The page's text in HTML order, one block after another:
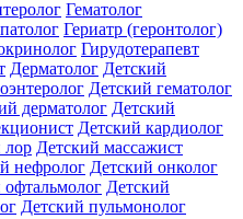
Гематолог
Гериатр (геронтолог)
Гирудотерапевт
Дерматолог Детский
Детский гематолог
дерматолог Детский
Детский кардиолог
лор Детский массажист
нефролог Детский онколог
офтальмолог Детский
Детский пульмонолог